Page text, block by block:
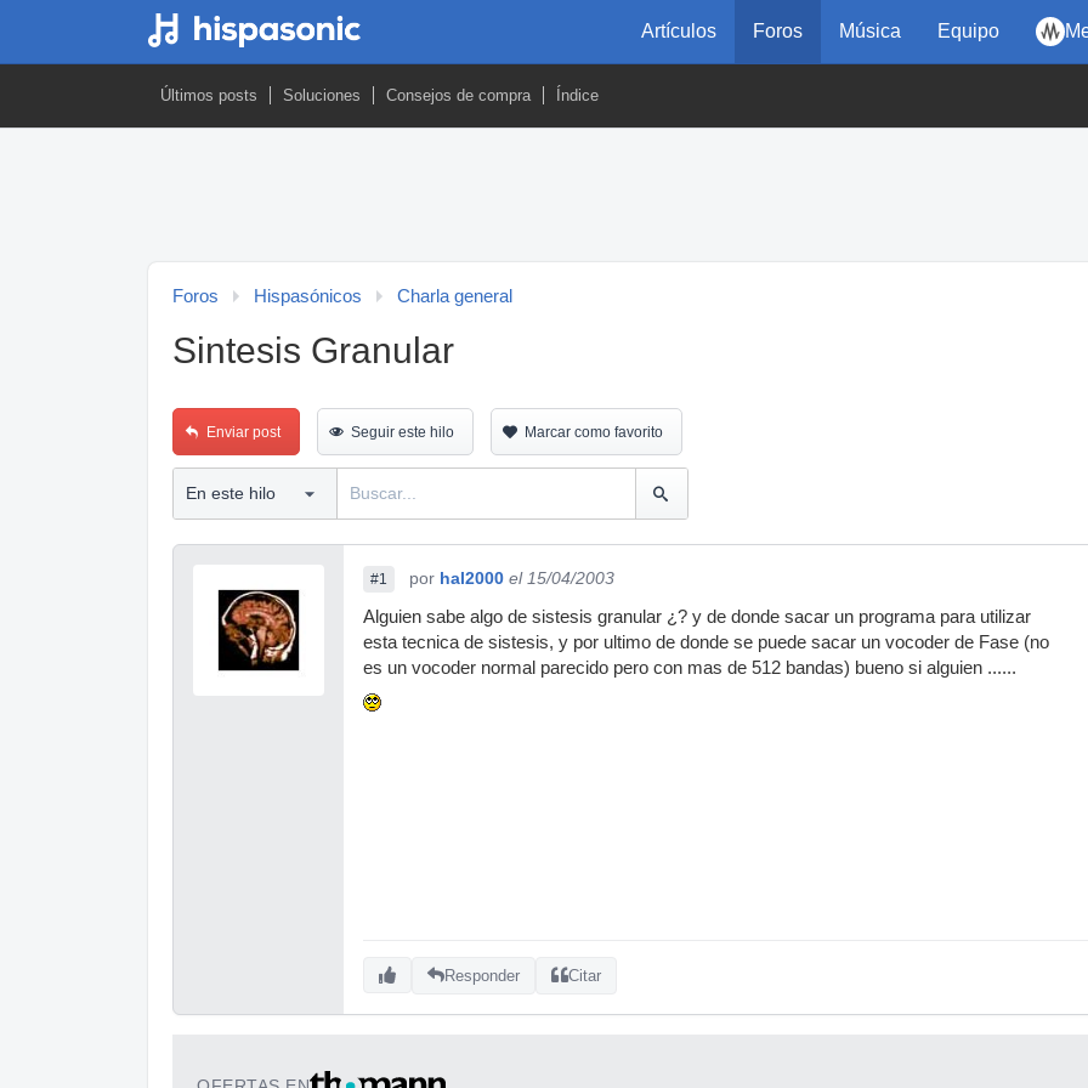
Artículos Foros Música Equipo
Últimos posts Soluciones Consejos de compra Índice
Foros Hispasónicos Charla general
Sintesis Granular
Enviar post Seguir este hilo Marcar como favorito
#1 por hal2000 el 15/04/2003
Alguien sabe algo de sistesis granular ¿? y de donde sacar un programa para utilizar
esta tecnica de sistesis, y por ultimo de donde se puede sacar un vocoder de Fase (no
es un vocoder normal parecido pero con mas de 512 bandas) bueno si alguien ......
Responder Citar